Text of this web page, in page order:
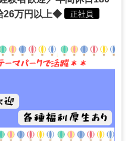
26万円以上◆
正社員